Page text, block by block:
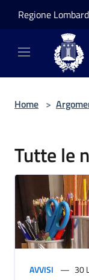
Regione
Home >
Tutte le
AVVISI 30